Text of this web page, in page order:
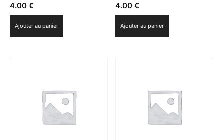
4.00 €
Ajouter au panier
4.00€
Ajouter au panier